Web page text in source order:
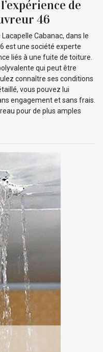
de
46
Cabanac, dans le
est une société experte
liés à une fuite de toiture.
qui peut être
connaître ses conditions
vous pouvez lui
engagement et sans frais.
pour de plus amples